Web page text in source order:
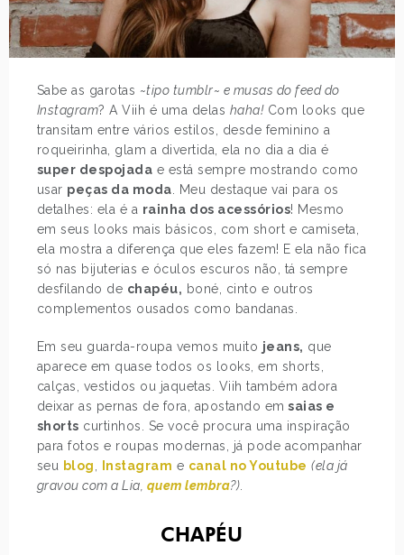
Sabe as garotas ~tipo tumblr~ e musas do feed do
Instagram? A Viih é uma delas haha!Com looks que
transitam entre vários estilos, desde feminino a
roqueirinha, glam a divertida, ela no dia a dia é
super despojada e está sempre mostrando como
usar peças da moda . Meu destaque vai para os
detalhes: ela é a rainha dos acessórios! Mesmo
em seus looks mais básicos, com short e camiseta,
ela mostra a diferença que eles fazem! E ela não fica
só nas bijuterias e óculos escuros não, tá sempre
desfilando de chapéu, boné, cinto e outros
complementos ousados como bandanas.
Em seu guarda-roupa vemos muito jeans, que
aparece em quase todos os looks, em shorts,
calças, vestidos ou jaquetas. Viih também adora
deixar as pernas de fora, apostando em saias e
shorts curtinhos. Se você procura uma inspiração
para fotos e roupas modernas, já pode acompanhar
seu blog Instagram e canal no Youtube (ela já
gravou com a Lia, quem lembra?)
CHAPÉU